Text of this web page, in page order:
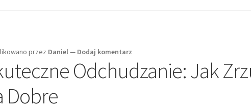
przez Daniel— Dodaj komentarz
Odchudzanie: Jak
Dobre